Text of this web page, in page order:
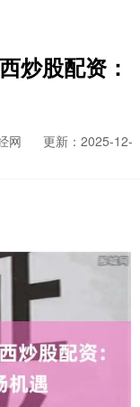
炒股配资：
网
更新：2025-12-